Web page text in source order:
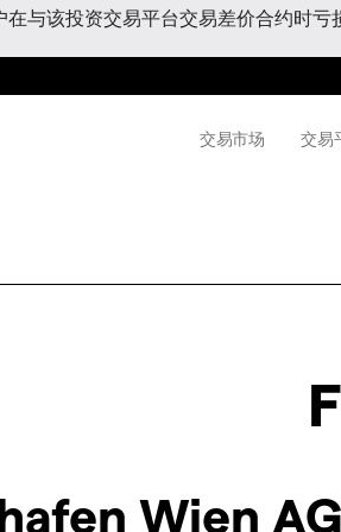
在与该投资交易平台交易差价合约时
交易市场 交易
Wien